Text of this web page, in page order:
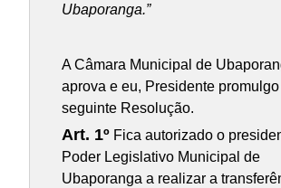
Ubaporanga.”
A Câmara Municipal de
aprova e eu, Presidente promulgo
seguinte Resolução.
Art. 1º Fica autorizado o
Poder Legislativo Municipal de
Ubaporanga a realizar a